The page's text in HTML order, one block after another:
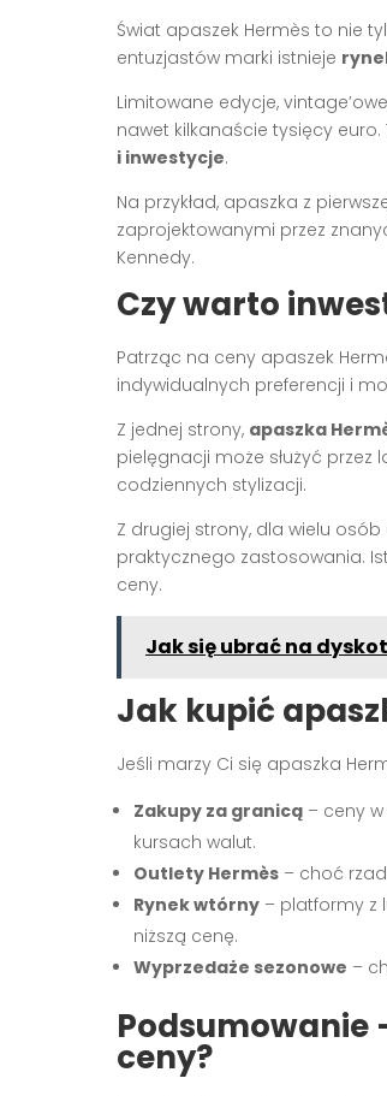
Świat apaszek Hermès to nie
entuzjastów marki istnieje
Limitowane edycje,
nawet kilkanaście tysięcy
i inwestycje.
Na przykład, apaszka z
zaprojektowanymi przez
Kennedy.
Czy warto
Patrząc na ceny apaszek
indywidualnych preferencji i
Z jednej strony, apaszka
pielęgnacji może służyć
codziennych stylizacji.
Z drugiej strony, dla wielu
praktycznego zastosowania.
ceny.
Jak się ubrać na
Jak kupić
Jeśli marzy Ci się apaszka
Zakupy za granicą – ceny
kursach walut.
Outlety Hermès – choć
Rynek wtórny – platformy z
niższą cenę.
Wyprzedaże sezonowe –
Podsumowanie
ceny?